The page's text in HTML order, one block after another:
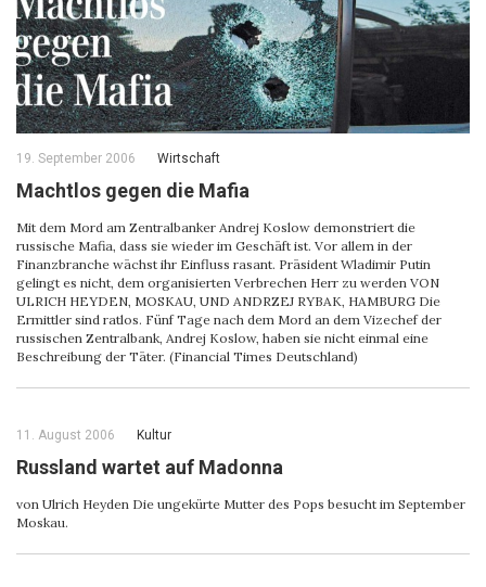
19. September 2006 Wirtschaft
Machtlos gegen die Mafia
Mit dem Mord am Zentralbanker Andrej Koslow demonstriert die
russische Mafia, dass sie wieder im Geschäft ist. Vor allem in der
Finanzbranche wächst ihr Einfluss rasant. Präsident Wladimir Putin
gelingt es nicht, dem organisierten Verbrechen Herr zu werden VON
ULRICH HEYDEN, MOSKAU, UND ANDRZEJ RYBAK, HAMBURG Die
Ermittler sind ratlos. Fünf Tage nach dem Mord an dem Vizechef der
russischen Zentralbank, Andrej Koslow, haben sie nicht einmal eine
Beschreibung der Täter. (Financial Times Deutschland)
11. August 2006 Kultur
Russland wartet auf Madonna
von Ulrich Heyden Die ungekürte Mutter des Pops besucht im September
Moskau.